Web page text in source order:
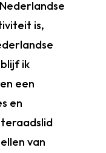
is,
ik
een
en
van